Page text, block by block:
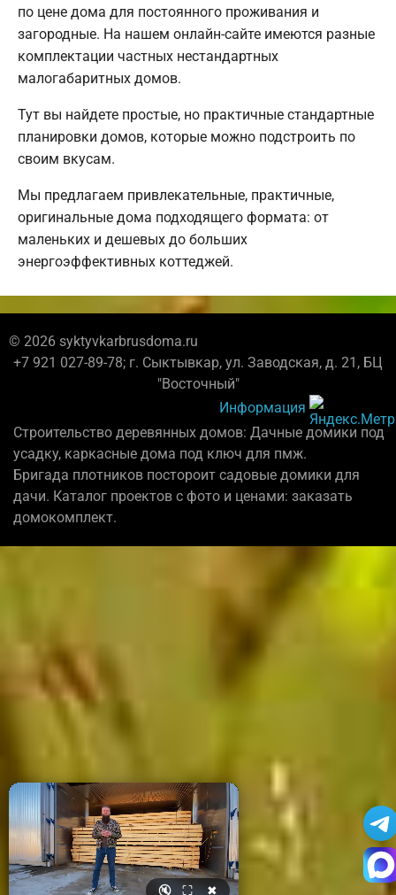
по цене дома для постоянного проживания и
загородные. На нашем онлайн-сайте имеются разные
комплектации частных нестандартных
малогабаритных домов.
Тут вы найдете простые, но практичные стандартные
планировки домов, которые можно подстроить по
своим вкусам.
Мы предлагаем привлекательные, практичные,
оригинальные дома подходящего формата: от
маленьких и дешевых до больших
энергоэффективных коттеджей.
© 2026 syktyvkarbrusdoma.ru
+7 921 027-89-78; г. Сыктывкар, ул. Заводская, д. 21, БЦ
"Восточный"
Информация
Строительство деревянных домов: Дачные домики под
усадку, каркасные дома под ключ для пмж.
Бригада плотников постороит садовые домики для
дачи. Каталог проектов с фото и ценами: заказать
домокомплект.
🔇 ⛶ ✖